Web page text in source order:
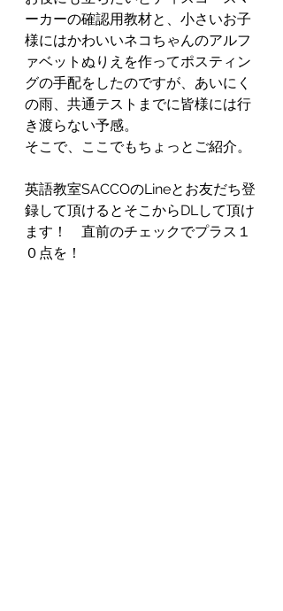
ーカーの確認用教材と、小さいお子
様にはかわいいネコちゃんのアルフ
ァベットぬりえを作ってポスティン
グの手配をしたのですが、あいにく
の雨、共通テストまでに皆様には行
き渡らない予感。
そこで、ここでもちょっとご紹介。
英語教室SACCOのLineとお友だち登
録して頂けるとそこからDLして頂け
ます！　直前のチェックでプラス１
０点を！